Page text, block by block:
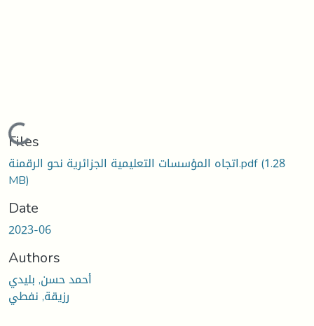
Loading...
Files
اتجاه المؤسسات التعليمية الجزائرية نحو الرقمنة.pdf(1.28
MB)
Date
2023-06
Authors
أحمد حسن, بليدي
رزيقة, نفطي